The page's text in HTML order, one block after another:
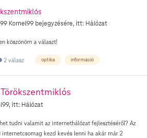
Kornel99 bejegyzésére, itt: Hálózat
köszönöm a választ!
2 válasz optika információ
, itt: Hálózat
tudni valamit az internethálózat fejlesztéséről? Az
kezd kevés lenni ha akár már 2